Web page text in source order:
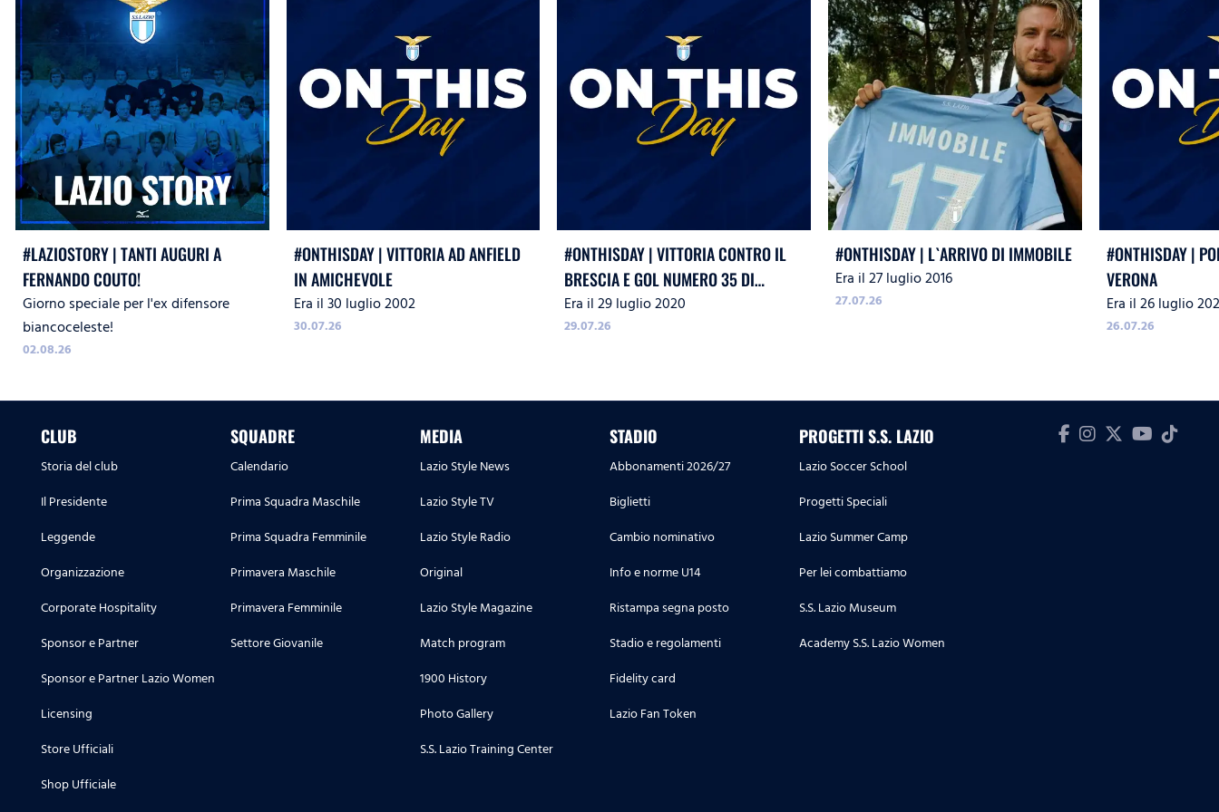
#LAZIOSTORY | TANTI AUGURI A
FERNANDO COUTO!
Giorno speciale per l'ex difensore
biancoceleste!
02.08.26
#ONTHISDAY | VITTORIA AD ANFIELD
IN AMICHEVOLE
Era il 30 luglio 2002
30.07.26
#ONTHISDAY | VITTORIA CONTRO IL
BRESCIA E GOL NUMERO 35 DI
IMMOBILE
Era il 29 luglio 2020
29.07.26
#ONTHISDAY | L`ARRIVO DI IMMOBILE
Era il 27 luglio 2016
27.07.26
#ONTHISDAY |
VERONA
Era il 26 luglio
26.07.26
CLUB
Storia del club
Il Presidente
Leggende
Organizzazione
Corporate Hospitality
Sponsor e Partner
Sponsor e Partner Lazio Women
Licensing
Store Ufficiali
Shop Ufficiale
SQUADRE
Calendario
Prima Squadra Maschile
Prima Squadra Femminile
Primavera Maschile
Primavera Femminile
Settore Giovanile
MEDIA
Lazio Style News
Lazio Style TV
Lazio Style Radio
Original
Lazio Style Magazine
Match program
1900 History
Photo Gallery
S.S. Lazio Training Center
STADIO
Abbonamenti 2026/27
Biglietti
Cambio nominativo
Info e norme U14
Ristampa segna posto
Stadio e regolamenti
Fidelity card
Lazio Fan Token
PROGETTI S.S. LAZIO
Lazio Soccer School
Progetti Speciali
Lazio Summer Camp
Per lei combattiamo
S.S. Lazio Museum
Academy S.S. Lazio Women